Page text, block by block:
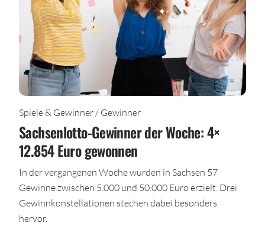
Spiele & Gewinner / Gewinner
Sachsenlotto-Gewinner der Woche: 4×
12.854 Euro gewonnen
In der vergangenen Woche wurden in Sachsen 57
Gewinne zwischen 5.000 und 50.000 Euro erzielt. Drei
Gewinnkonstellationen stechen dabei besonders
hervor.